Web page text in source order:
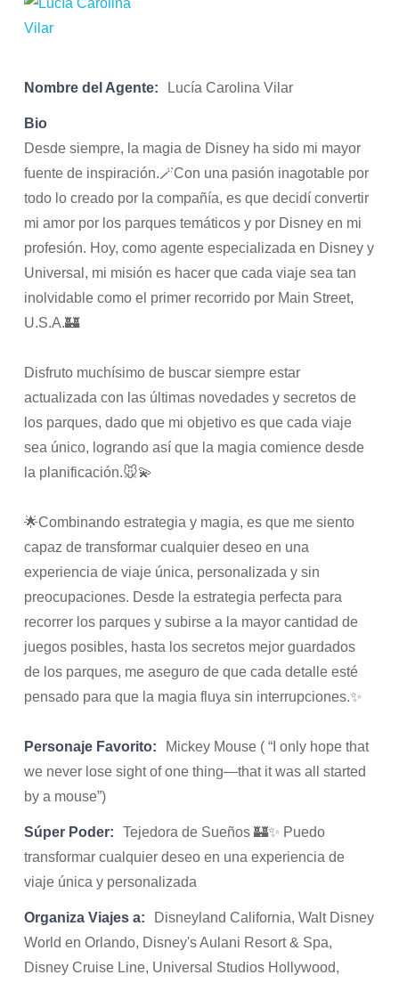
Nombre del Agente: Lucía Carolina Vilar
Bio
Desde siempre, la magia de Disney ha sido mi mayor
fuente de inspiración.🪄Con una pasión inagotable por
todo lo creado por la compañía, es que decidí convertir
mi amor por los parques temáticos y por Disney en mi
profesión. Hoy, como agente especializada en Disney y
Universal, mi misión es hacer que cada viaje sea tan
inolvidable como el primer recorrido por Main Street,
U.S.A.🏰
Disfruto muchísimo de buscar siempre estar
actualizada con las últimas novedades y secretos de
los parques, dado que mi objetivo es que cada viaje
sea único, logrando así que la magia comience desde
la planificación.🐭💫
🌟Combinando estrategia y magia, es que me siento
capaz de transformar cualquier deseo en una
experiencia de viaje única, personalizada y sin
preocupaciones. Desde la estrategia perfecta para
recorrer los parques y subirse a la mayor cantidad de
juegos posibles, hasta los secretos mejor guardados
de los parques, me aseguro de que cada detalle esté
pensado para que la magia fluya sin interrupciones.✨
Personaje Favorito:
Mickey Mouse ( “I only hope that
we never lose sight of one thing—that it was all started
by a mouse”)
Súper Poder:
Tejedora de Sueños 🏰✨ Puedo
transformar cualquier deseo en una experiencia de
viaje única y personalizada
Organiza Viajes a:
Disneyland California, Walt Disney
World en Orlando, Disney's Aulani Resort & Spa,
Disney Cruise Line, Universal Studios Hollywood,